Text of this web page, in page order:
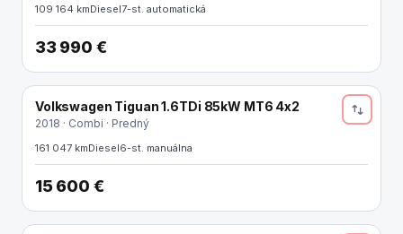
Kontakt
109 164 kmDiesel7-st. automatická
33 990 €
NOVINKA
Volkswagen Tiguan 1.6TDi 85kW MT6 4x2
2018 · Combi · Predný
161 047 kmDiesel6-st. manuálna
15 600 €